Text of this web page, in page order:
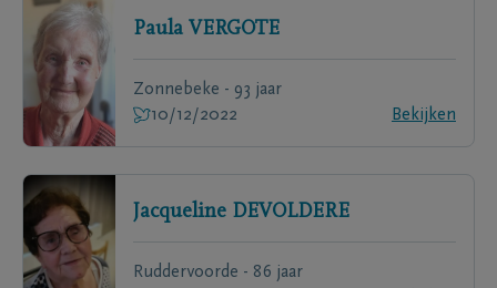
Paula VERGOTE
Zonnebeke - 93 jaar
10/12/2022
Bekijken
Jacqueline DEVOLDERE
Ruddervoorde - 86 jaar